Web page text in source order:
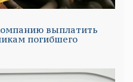
выплатить
погибшего